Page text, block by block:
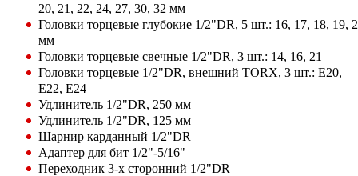
20, 21, 22, 24, 27, 30, 32 мм
Головки торцевые глубокие 1/2"DR, 5 шт.: 16, 17, 18, 19,
мм
Головки торцевые свечные 1/2"DR, 3 шт.: 14, 16, 21
Головки торцевые 1/2"DR, внешний TORX, 3 шт.: E20,
E22, E24
Удлинитель 1/2"DR, 250 мм
Удлинитель 1/2"DR, 125 мм
Шарнир карданный 1/2"DR
Адаптер для бит 1/2"-5/16"
Переходник 3-х сторонний 1/2"DR